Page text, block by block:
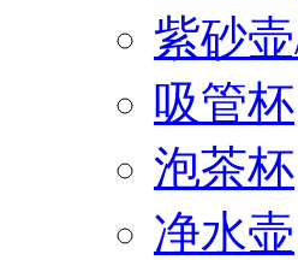
紫砂
吸管杯
泡茶杯
净水壶